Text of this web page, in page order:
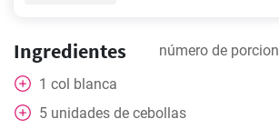
Ingredientes número de
1 col blanca
5 unidades de cebollas